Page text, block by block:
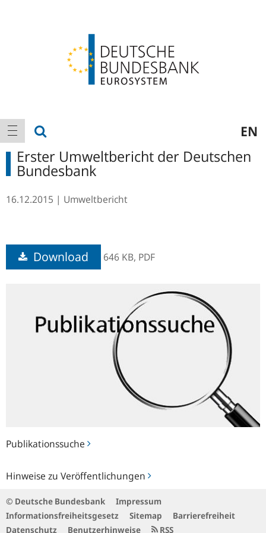
Hauptnavigation
Navigation anzeigen EN
Publikationssuche
Hinweise zu Veröffentlichungen
zu
Erster Umweltbericht der Deutschen
Bundesbank
16.12.2015 Umweltbericht
Download 646 KB, PDF
© Deutsche Bundesbank
Impressum
Informationsfreiheitsgesetz
Sitemap
Barrierefreiheit
Datenschutz
Benutzerhinweise RSS